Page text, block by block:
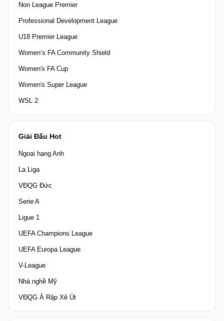
Non League Premier
Professional Development League
U18 Premier League
Women’s FA Community Shield
Women's FA Cup
Women's Super League
WSL 2
Giải Đấu Hot
Ngoại hạng Anh
La Liga
VĐQG Đức
Serie A
Ligue 1
UEFA Champions League
UEFA Europa League
V-League
Nhà nghề Mỹ
VĐQG Ả Rập Xê Út